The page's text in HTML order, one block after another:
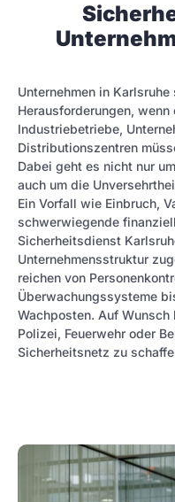
Unternehmen in
Herausforderungen,
Industriebetriebe,
Distributionszentren
Dabei geht es nicht nur
auch um die
Ein Vorfall wie Einbruch,
schwerwiegende
Sicherheitsdienst
Unternehmensstruktur
reichen von
Überwachungssysteme
Wachposten. Auf
Polizei, Feuerwehr oder
Sicherheitsnetz zu